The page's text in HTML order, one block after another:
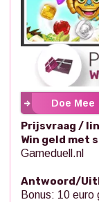
Doe Mee
Prijsvraag /
Win geld met
Gameduell.nl
Antwoord/
Bonus: 10